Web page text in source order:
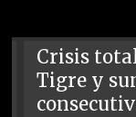
Crisis
Tigre y